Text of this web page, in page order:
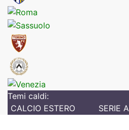
Temi caldi:
CALCIO ESTERO
SERIE A